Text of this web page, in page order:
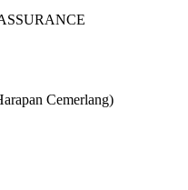
Cemerlang)